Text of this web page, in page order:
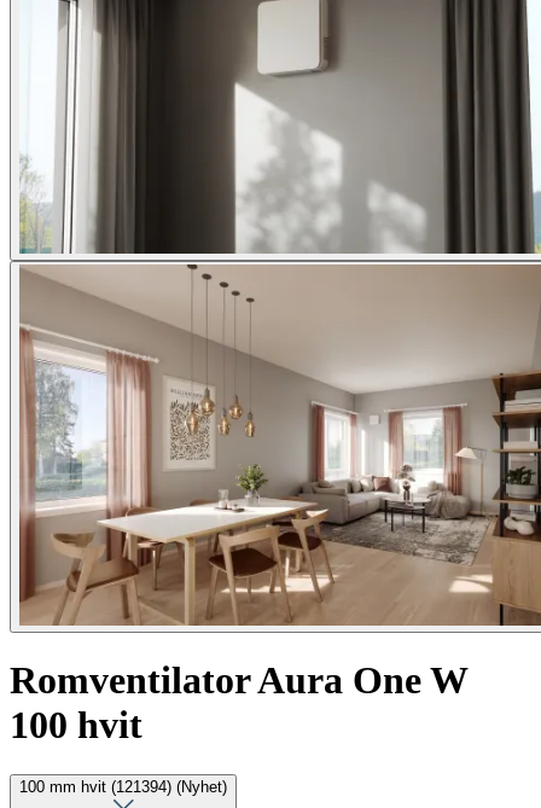
Romventilator Aura One W
100 hvit
100 mm hvit (121394) (Nyhet)